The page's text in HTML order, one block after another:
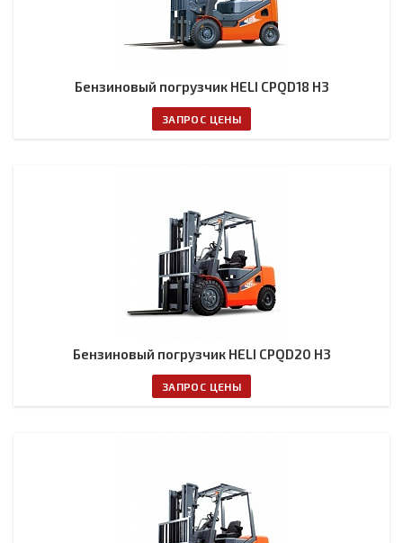
Бензиновый погрузчик HELI CPQD18 H3
ЗАПРОС ЦЕНЫ
Бензиновый погрузчик HELI CPQD20 H3
ЗАПРОС ЦЕНЫ